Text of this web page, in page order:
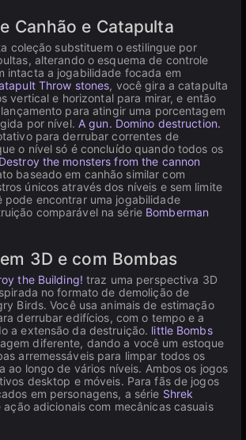
Canhão e Catapulta
coleção substituem o estilingue por
alterando o esquema de controle
intacta a jogabilidade focada em
Throw stones, você gira a catapulta
vertical e horizontal para mirar, e então
para atingir uma porcentagem
por nível. A gun. Domino destruction.
para derrubar correntes de
o nível só é concluído quando todos os
Destroy the monsters from the cannon
baseado em canhão similar com
únicos através dos níveis e sem limite
pode encontrar uma jogabilidade
comparável na série Bomberman
3D e com Bombas
the Building! traz uma perspectiva 3D
no formato de demolição de
Birds. Você usa animais de estimação
derrubar edifícios, com o tempo e a
a extensão da destruição. little Bombs
diferente, dando a você um estoque
arremessáveis para limpar todos os
ao longo de vários níveis. Ambos os jogos
desktop e móveis. Para fãs de jogos
em personagens, a série Shrek
adicionais com mecânicas casuais